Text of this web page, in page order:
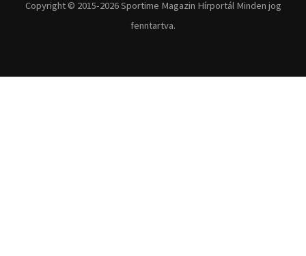
Copyright © 2015-2026 Sportime Magazin Hírportál Minden jog
fenntartva.